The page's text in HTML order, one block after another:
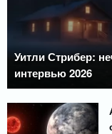
Уитли Стрибер:
интервью 2026